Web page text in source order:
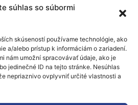
súhlas so súbormi
skúseností používame technológie, ako
a/alebo prístup k informáciám o zariadení.
nám umožní spracovávať údaje, ako je
jedinečné ID na tejto stránke. Nesúhlas
nepriaznivo ovplyvniť určité vlastnosti a
Európy rieši, ako
na čistú energiu – a ako
flexibilní spotrebitelia.
diskusia, ktorá sa
otázky dnešnej
ceny elektriny a plynu,